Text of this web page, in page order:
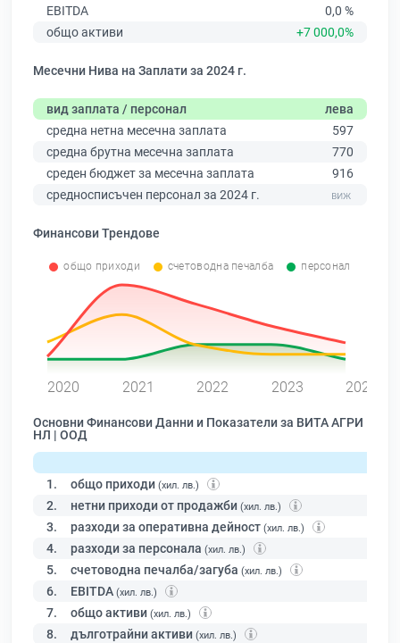
EBITDA
0,0 %
общо активи
+7 000,0%
Месечни Нива на Заплати за 2024 г.
вид заплата / персонал
лева
средна нетна месечна заплата
597
средна брутна месечна заплата
770
среден бюджет за месечна заплата
916
средносписъчен персонал за 2024 г.
Финансови Трендове
общо приходи счетоводна печалба персонал
2020 2021 2022 2023 2024
Основни Финансови Данни и Показатели за ВИТА АГРИ
НЛ | ООД
1. общо приходи (хил. лв.)
2. нетни приходи от продажби (хил. лв.)
3. разходи за оперативна дейност (хил. лв.)
4. разходи за персонала (хил. лв.)
5. счетоводна печалба/загуба (хил. лв.)
6. EBITDA (хил. лв.)
7. общо активи (хил. лв.)
8. дълготрайни активи (хил. лв.)